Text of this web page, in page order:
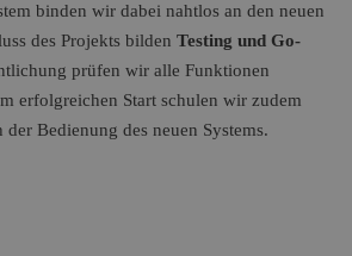
binden wir dabei nahtlos an den neuen
des Projekts bilden Testing und Go-
prüfen wir alle Funktionen
erfolgreichen Start schulen wir zudem
der Bedienung des neuen Systems.